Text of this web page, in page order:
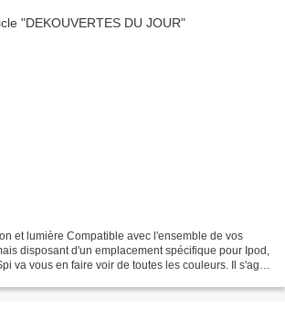
et lumière Compatible avec l'ensemble de vos
disposant d'un emplacement spécifique pour Ipod,
va vous en faire voir de toutes les couleurs. Il s'agit